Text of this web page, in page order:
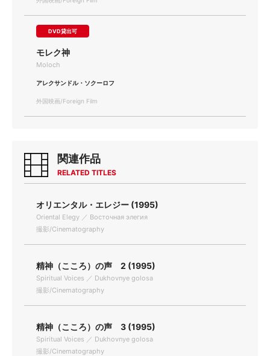
DVD貸出可
モレク神
Moloch
アレクサンドル・ソクーロフ
外国映画/Foreign Film
関連作品
RELATED TITLES
オリエンタル・エレジー (1995)
Oriental Elegy ／ Восточная элегия
撮影/Cinematography
精神（こころ）の声 2 (1995)
Spiritual Voices ／ Dukhovnye golosa
撮影/Cinematography
精神（こころ）の声 3 (1995)
Spiritual Voices ／ Dukhovnye golosa
撮影/Cinematography